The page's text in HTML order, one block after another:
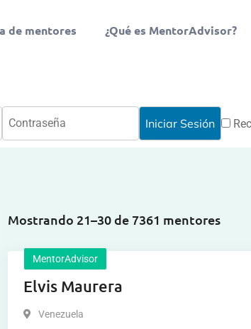
de mentores ¿Qué es MentorAdvisor?
Mostrando 21–30 de 7361 mentores
MentorAdvisor
Elvis Maurera
Venezuela